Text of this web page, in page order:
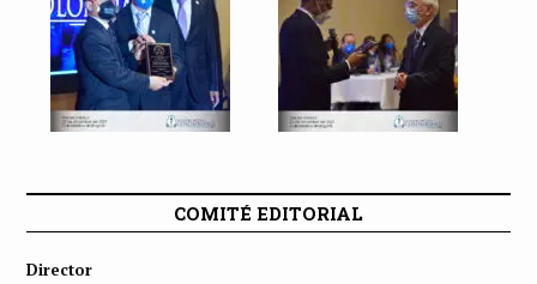
COMITÉ EDITORIAL
Director